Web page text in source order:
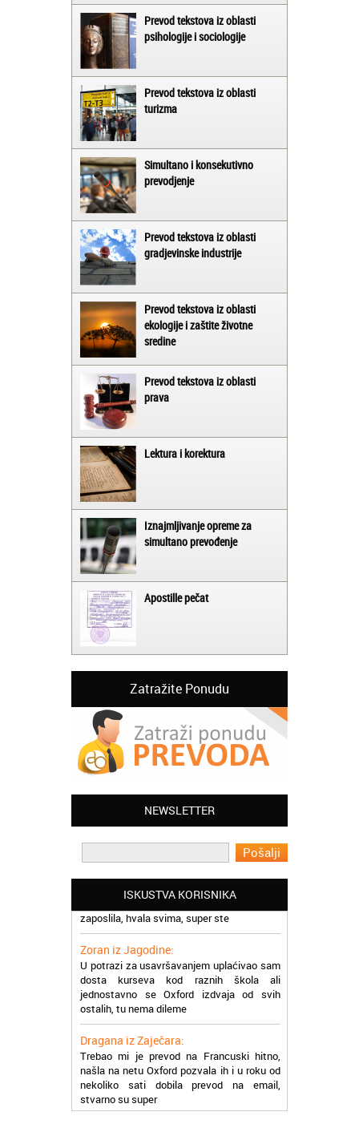
Prevod tekstova iz oblasti
psihologije i sociologije
Prevod tekstova iz oblasti
turizma
Simultano i konsekutivno
prevodjenje
Prevod tekstova iz oblasti
gradjevinske industrije
Prevod tekstova iz oblasti
ekologije i zaštite životne
sredine
Prevod tekstova iz oblasti
prava
Lektura i korektura
Iznajmljivanje opreme za
simultano prevođenje
Apostille pečat
Zatražite Ponudu
NEWSLETTER
ISKUSTVA KORISNIKA
Jelena iz Niša:
Mogu da pohvalim sve zaposlene u
Akademiji Oxford u Nišu jer su stvarno
Milica iz Beograda:
Zahvaljujuću akademiji Oxford ja se
zaposlila, hvala svima, super ste
Zoran iz Jagodine:
U potrazi za usavršavanjem uplaćivao sam
dosta kurseva kod raznih škola ali
jednostavno se Oxford izdvaja od svih
ostalih, tu nema dileme
Dragana iz Zaječara:
Trebao mi je prevod na Francuski hitno,
našla na netu Oxford pozvala ih i u roku od
nekoliko sati dobila prevod na email,
stvarno su super
Petar iz Paraćina: